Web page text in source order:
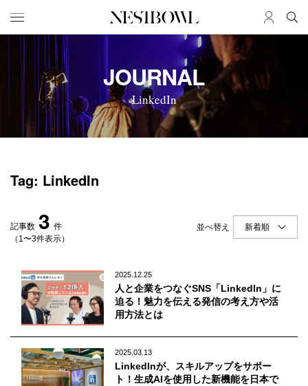
HOME
求人検索
新着求人
ブランド一覧
インタビュー
ニュース＆イベント
データ
SERVICE
初めての方へ
Q&A
企業担当の方へ
企業ログイン
ログイン
会員登録
JOURNAL
LinkedIn
Tag: LinkedIn
記事数 3 件
（1〜3件表示）
並べ替え
2025.12.25
人と企業をつなぐSNS「LinkedIn」に
迫る！魅力を伝える発信の考え方や活
用方法とは
2025.03.13
LinkedInが、スキルアップをサポー
ト！生成AIを使用した新機能を日本で